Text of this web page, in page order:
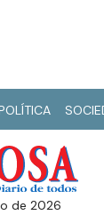
de 2026